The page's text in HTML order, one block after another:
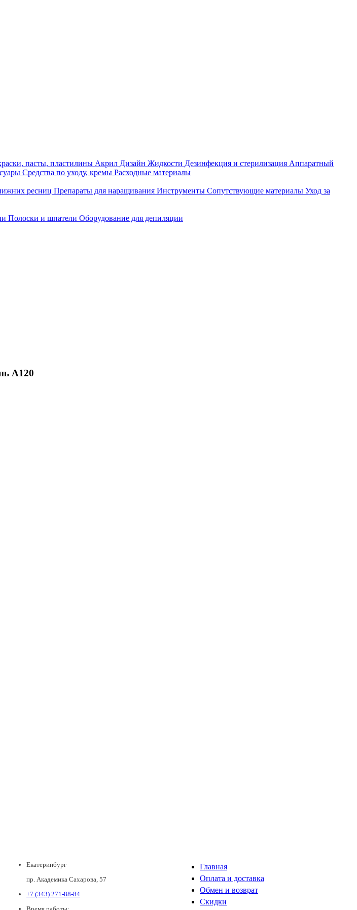
пасты, пластилины Акрил Дизайн Жидкости Дезинфекция и стерилизация Аппаратный
Средства по уходу, кремы Расходные материалы
ресниц Препараты для наращивания Инструменты Сопутствующие материалы Уход за
Полоски и шпатели Оборудование для депиляции
А120
Екатеринбург
пр. Академика Сахарова, 57
+7 (343) 271-88-84
Главная
Оплата и доставка
Обмен и возврат
Скидки